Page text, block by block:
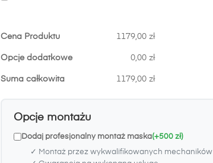
Cena Produktu 1179,00 zł
Opcje dodatkowe 0,00 zł
Suma całkowita 1179,00 zł
Opcje montażu
Dodaj profesjonalny montaż maska(+500 zł)
✓ Montaż przez wykwalifikowanych mechaników